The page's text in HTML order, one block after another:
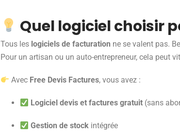
Quel logiciel choisir
Tous les logiciels de facturation ne se valent pas.
Pour un artisan ou un auto-entrepreneur, cela peut
Avec Free Devis Factures, vous avez :
Logiciel devis et factures gratuit(sans
Gestion de stockintégrée